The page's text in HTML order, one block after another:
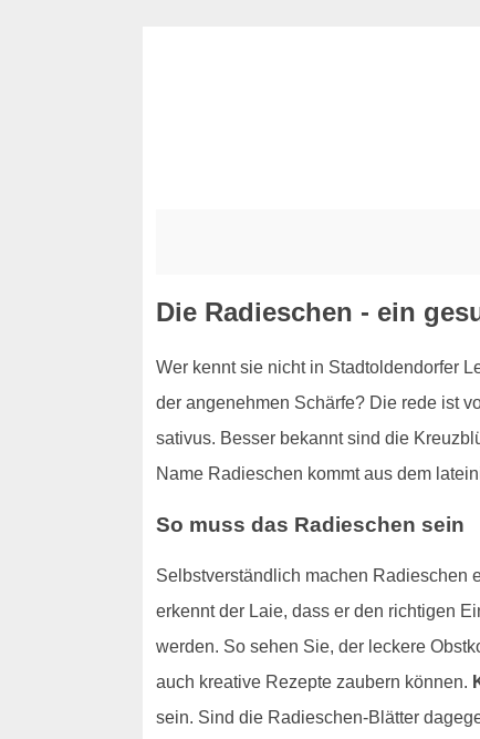
Die Radieschen - ein
Wer kennt sie nicht in Stadtoldendorfer
der angenehmen Schärfe? Die rede ist
sativus. Besser bekannt sind die
Name Radieschen kommt aus dem
So muss das Radieschen sein
Selbstverständlich machen Radieschen
erkennt der Laie, dass er den richtigen
werden. So sehen Sie, der leckere
auch kreative Rezepte zaubern können.
sein. Sind die Radieschen-Blätter